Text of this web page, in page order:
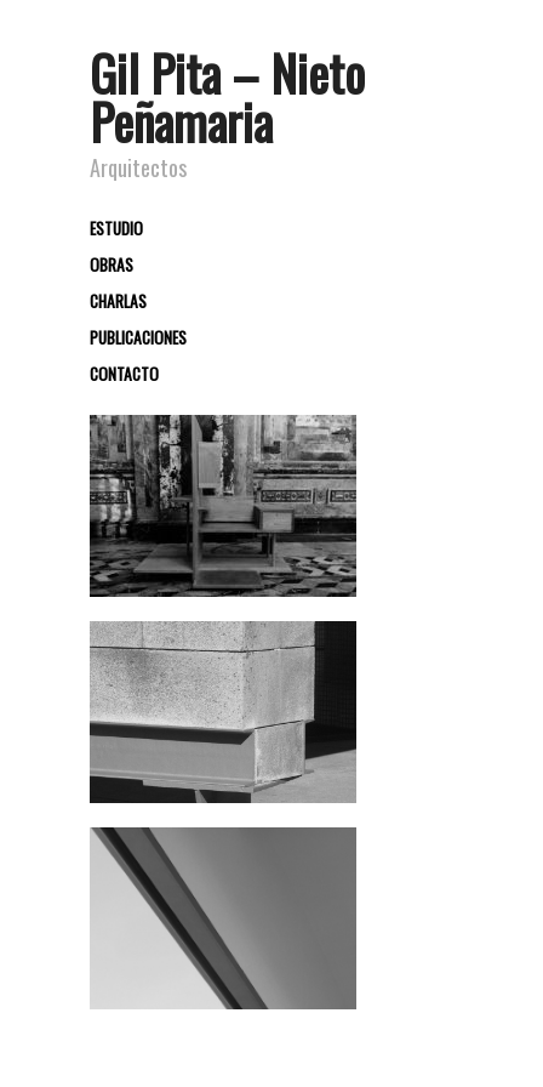
Gil Pita – Nieto
Peñamaria
Arquitectos
ESTUDIO
OBRAS
CHARLAS
PUBLICACIONES
CONTACTO